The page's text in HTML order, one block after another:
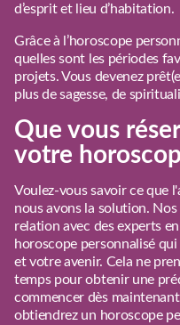
d’esprit et lieu d’habitation.
Grâce à l’horoscope
quelles sont les périodes
projets. Vous devenez
plus de sagesse, de
Que vous
votre
Voulez-vous savoir ce que
nous avons la solution.
relation avec des experts
horoscope personnalisé
et votre avenir. Cela ne
temps pour obtenir une
commencer dès
obtiendrez un horoscope